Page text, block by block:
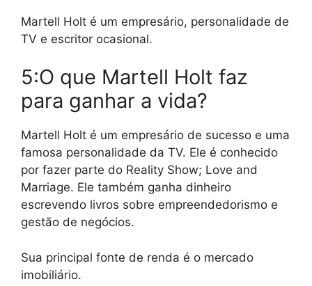
Martell Holt é um empresário, personalidade de
TV e escritor ocasional.
5:O que Martell Holt faz
para ganhar a vida?
Martell Holt é um empresário de sucesso e uma
famosa personalidade da TV. Ele é conhecido
por fazer parte do Reality Show; Love and
Marriage. Ele também ganha dinheiro
escrevendo livros sobre empreendedorismo e
gestão de negócios.
Sua principal fonte de renda é o mercado
imobiliário.